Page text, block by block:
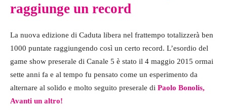
raggiunge un record
La nuova edizione di Caduta libera nel frattempo totalizzerà ben
1000 puntate raggiungendo così un certo record. L’esordio del
game show preserale di Canale 5 è stato il 4 maggio 2015 ormai
sette anni fa e al tempo fu pensato come un esperimento da
alternare al solido e molto seguito preserale di Paolo Bonolis,
Avanti un altro!